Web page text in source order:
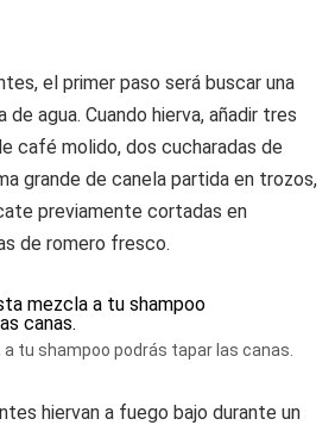
el primer paso será buscar una
de agua. Cuando hierva, añadir tres
café molido, dos cucharadas de
grande de canela partida en trozos,
previamente cortadas en
de romero fresco.
tu shampoo podrás tapar las canas.
hiervan a fuego bajo durante un